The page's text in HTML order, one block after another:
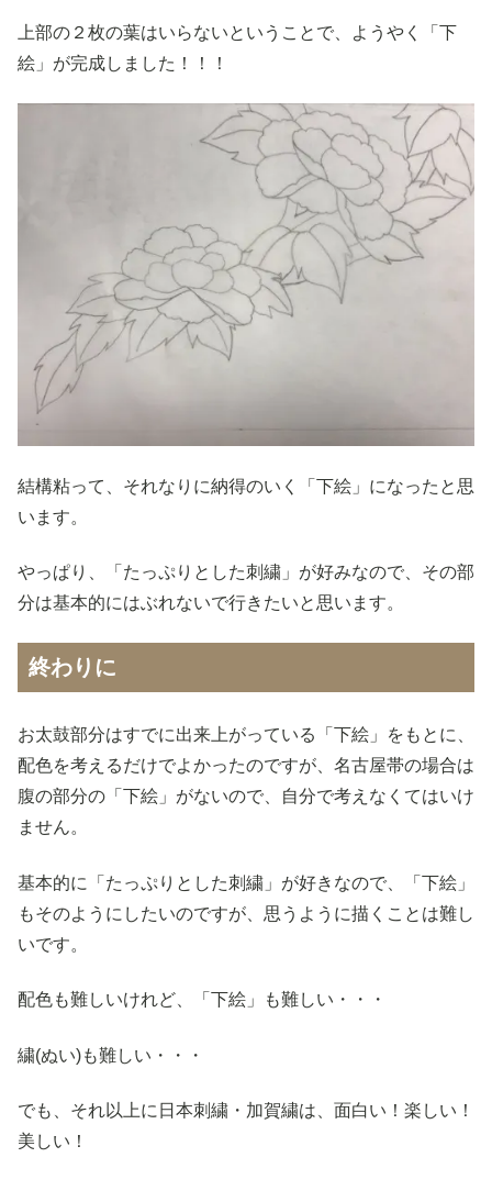
上部の２枚の葉はいらないということで、ようやく「下
絵」が完成しました！！！
結構粘って、それなりに納得のいく「下絵」になったと思
います。
やっぱり、「たっぷりとした刺繍」が好みなので、その部
分は基本的にはぶれないで行きたいと思います。
終わりに
お太鼓部分はすでに出来上がっている「下絵」をもとに、
配色を考えるだけでよかったのですが、名古屋帯の場合は
腹の部分の「下絵」がないので、自分で考えなくてはいけ
ません。
基本的に「たっぷりとした刺繍」が好きなので、「下絵」
もそのようにしたいのですが、思うように描くことは難し
いです。
配色も難しいけれど、「下絵」も難しい・・・
繍(ぬい)も難しい・・・
でも、それ以上に日本刺繍・加賀繍は、面白い！楽しい！
美しい！